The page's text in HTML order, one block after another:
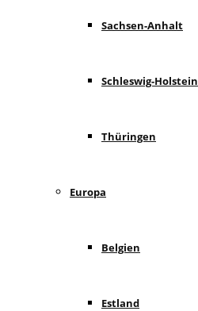
Sachsen-Anhalt
Schleswig-Holstein
Thüringen
Europa
Belgien
Estland